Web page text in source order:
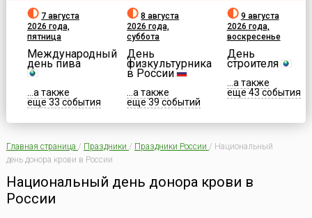
7 августа
2026 года,
пятница
Международный
день пива
...а также
еще 33 события
8 августа
2026 года,
суббота
День
физкультурника
в России
...а также
еще 39 событий
9 августа
2026 года,
воскресенье
День
строителя
...а также
еще 43 события
Главная страница / Праздники / Праздники России / Национальный
день донора крови в России
Национальный день донора крови в
России